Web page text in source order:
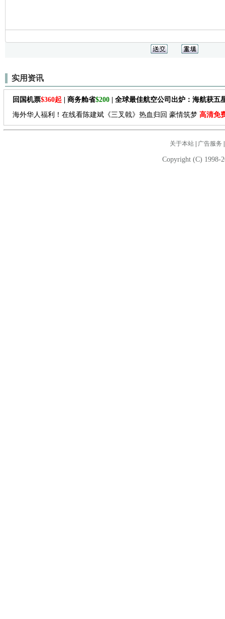
实用资讯
回国机票$360起 | 商务舱省$200 | 全球最佳航空公司出炉：海航获五
海外华人福利！在线看陈建斌《三叉戟》热血归回 豪情筑梦 高清免
关于本站| 广告服务
Copyright (C) 1998-